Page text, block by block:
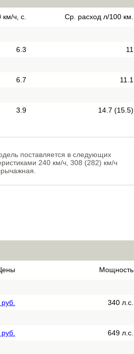
км/ч, с. Ср. расход л/100 км.
6.3
11
6.7
11.1
3.9 14.7 (15.5)
поставляется в следующих
240 км/ч, 308 (282) км/ч
Мощность
340 л.с.
649 л.с.